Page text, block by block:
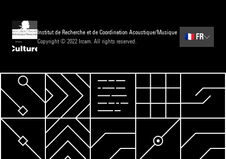
Institut de Recherche et de Coordination Acoustique/Musique
Copyright © 2022 Ircam. All rights reserved.
🇫🇷 FR